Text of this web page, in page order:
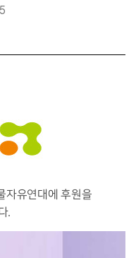
자유연대에 후원을
.